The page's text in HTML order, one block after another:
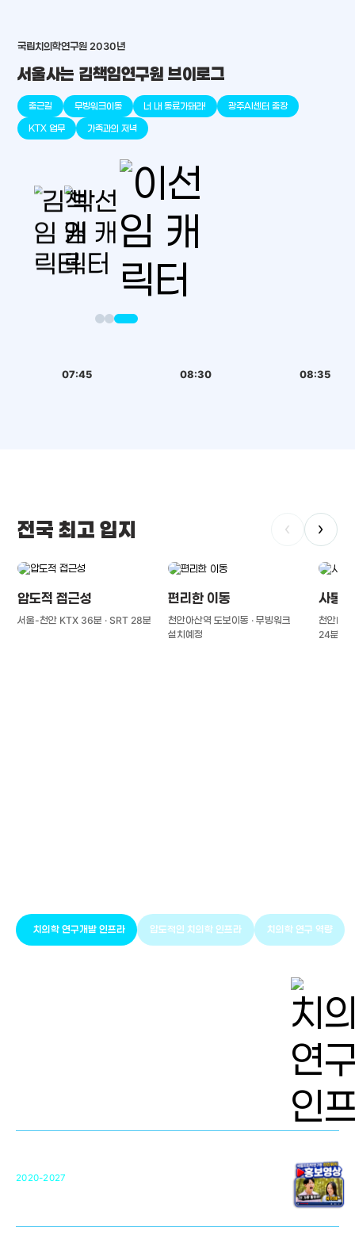
충청남도place
place
place place
place place
국립치의학연구원 2030년
서울사는 김책임연구원 브이로그
출근길 무빙워크이동 너 내 동료가돼라! 광주AI센터 출장
KTX 업무 가족과의 저녁
07:45 08:30 08:35
전국 최고 입지 ‹ ›
압도적 접근성
서울-천안 KTX 36분 · SRT 28분
편리한 이동
천안아산역 도보이동 · 무빙워크
설치예정
사통
천안IC(
24분
치의학 연구개발 인프라 압도적인 치의학 인프라 치의학 연구 역량
2020-2027 31
영국 UCL대학